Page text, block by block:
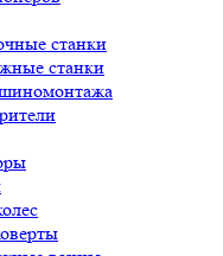
станки
станки